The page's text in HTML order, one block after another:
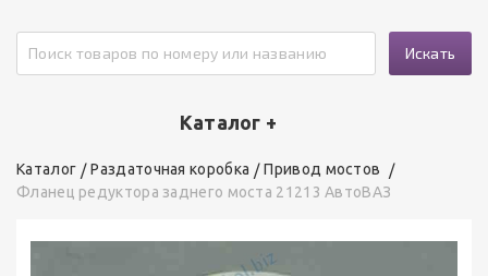
Искать
Каталог +
Каталог Раздаточная коробка
Привод мостов
Фланец редуктора заднего моста 21213 АвтоВАЗ